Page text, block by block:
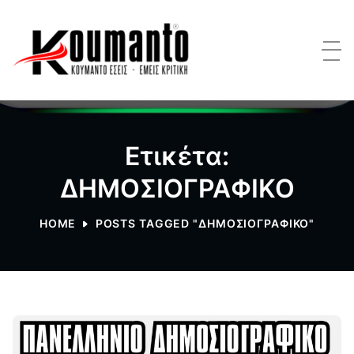
Ετικέτα:
ΔΗΜΟΣΙΟΓΡΑΦΙΚΟ
HOME POSTS TAGGED "ΔΗΜΟΣΙΟΓΡΑΦΙΚΟ"